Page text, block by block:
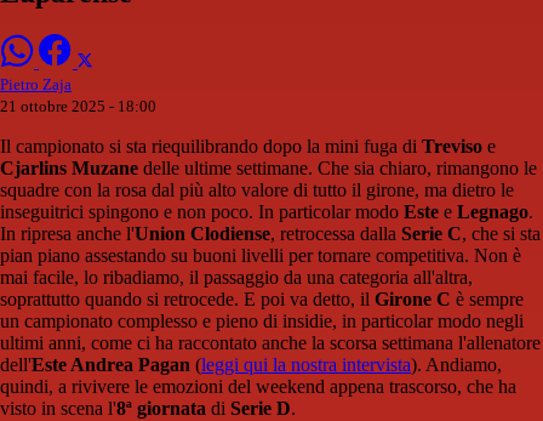
Pietro Zaja
21 ottobre 2025 - 18:00
Il campionato si sta riequilibrando dopo la mini fuga di Treviso e
Cjarlins Muzane delle ultime settimane. Che sia chiaro, rimangono le
squadre con la rosa dal più alto valore di tutto il girone, ma dietro le
inseguitrici spingono e non poco. In particolar modo Este e Legnago.
In ripresa anche l'Union Clodiense, retrocessa dalla Serie C, che si sta
pian piano assestando su buoni livelli per tornare competitiva. Non è
mai facile, lo ribadiamo, il passaggio da una categoria all'altra,
soprattutto quando si retrocede. E poi va detto, il Girone C è sempre
un campionato complesso e pieno di insidie, in particolar modo negli
ultimi anni, come ci ha raccontato anche la scorsa settimana l'allenatore
dell'Este Andrea Pagan (leggi qui la nostra intervista). Andiamo,
quindi, a rivivere le emozioni del weekend appena trascorso, che ha
visto in scena l'8ª giornata di Serie D.